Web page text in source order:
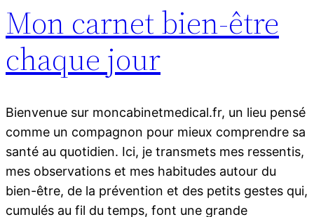
Mon carnet bien-être
chaque jour
Bienvenue sur moncabinetmedical.fr, un lieu pensé
comme un compagnon pour mieux comprendre sa
santé au quotidien. Ici, je transmets mes ressentis,
mes observations et mes habitudes autour du
bien-être, de la prévention et des petits gestes qui,
cumulés au fil du temps, font une grande